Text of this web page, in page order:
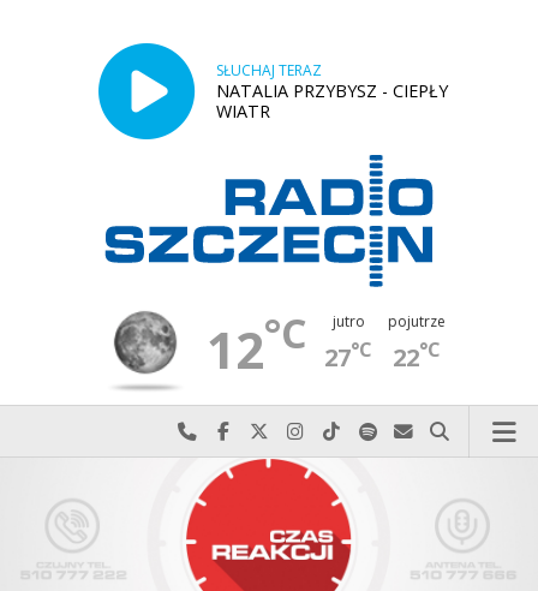
SŁUCHAJ TERAZ
NATALIA PRZYBYSZ - CIEPŁY
WIATR
12°C jutro
27°C
pojutrze
22°C
Najlepiej po prostu do nas zadzwoń
Odwiedź nas na Facebook-u
Odwiedź nas na X
Odwiedź nas na Instagram-ie
Odwiedź nas na TikTok-u
Szukaj nas na Spotify
Wyślij do nas
Szukaj